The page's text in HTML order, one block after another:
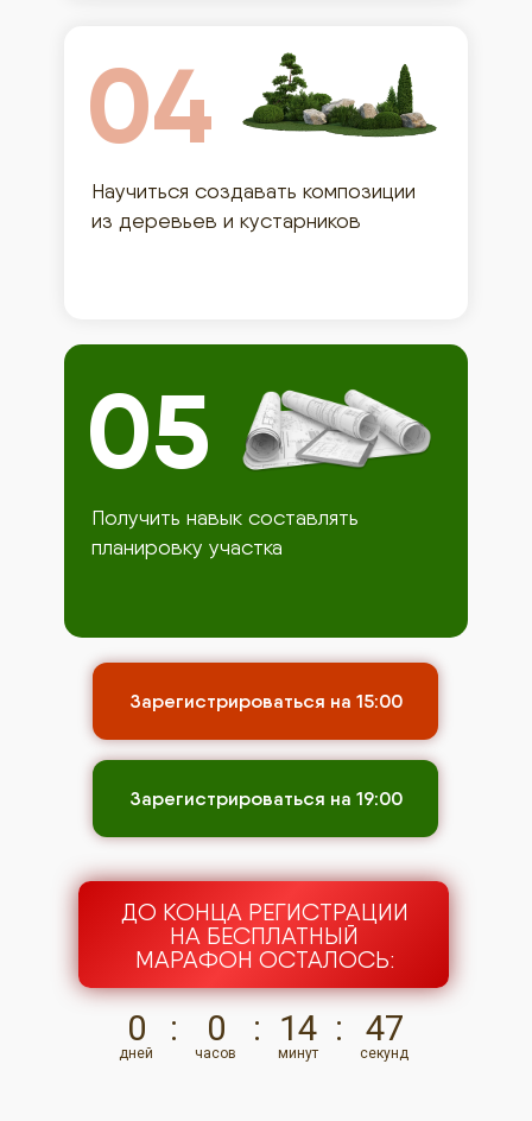
Научиться создавать композиции
из деревьев и кустарников
Получить навык составлять
планировку участка
04
05
0
дней
: 0
часов
: 14
минут
: 47
секунд
ДО КОНЦА РЕГИСТРАЦИИ
НА БЕСПЛАТНЫЙ
МАРАФОН ОСТАЛОСЬ:
Зарегистрироваться на 15:00
Зарегистрироваться на 19:00